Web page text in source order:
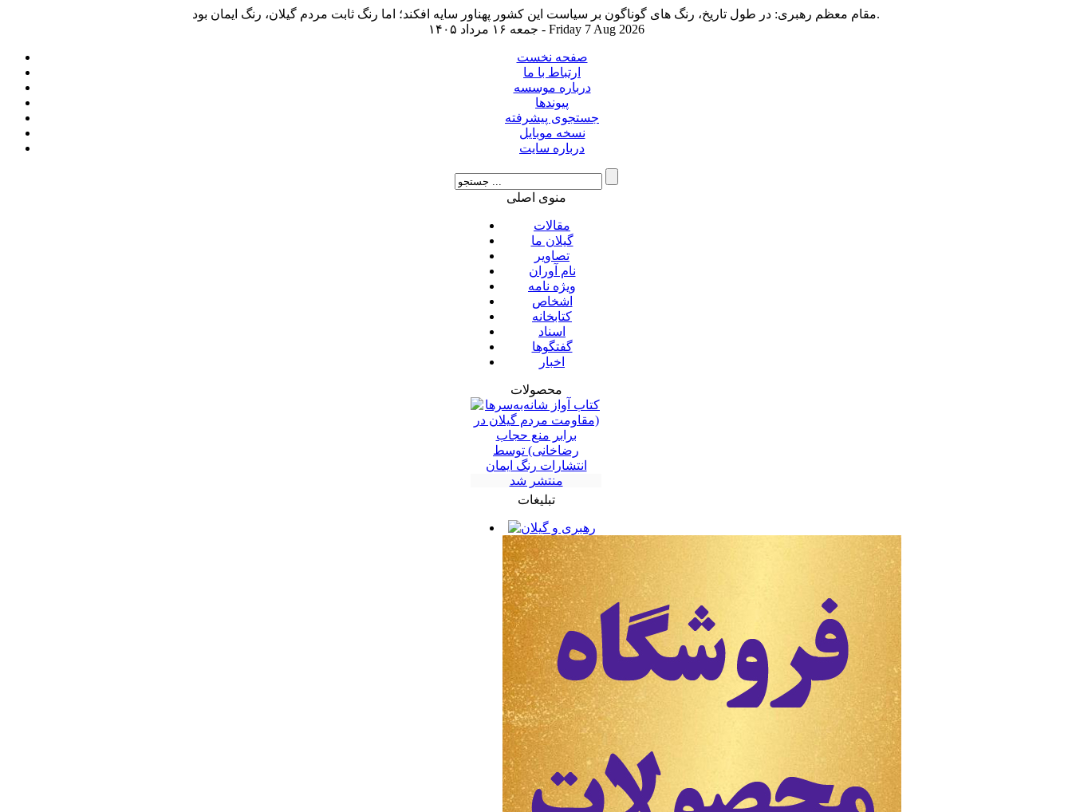
مقام معظم رهبری: در طول تاریخ، رنگ های گوناگون بر سیاست این کشور پهناور سایه افکند؛ اما رنگ ثابت مردم گیلان، رنگ ایمان بود.
جمعه ۱۶ مرداد ۱۴۰۵ - Friday 7 Aug 2026
صفحه نخست
ارتباط با ما
درباره موسسه
پیوندها
جستجوی پیشرفته
نسخه موبایل
درباره سایت
منوی اصلی
مقالات
گیلان ما
تصاویر
نام آوران
ویژه نامه
اشخاص
کتابخانه
اسناد
گفتگوها
اخبار
محصولات
تبلیغات